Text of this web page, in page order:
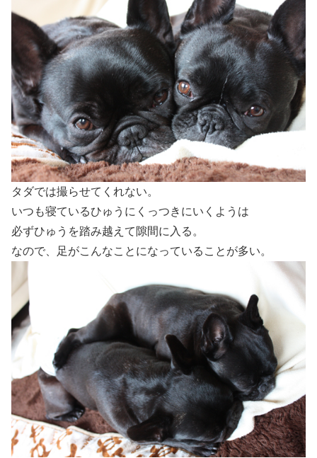
タダでは撮らせてくれない。
いつも寝ているひゅうにくっつきにいくようは
必ずひゅうを踏み越えて隙間に入る。
なので、足がこんなことになっていることが多い。